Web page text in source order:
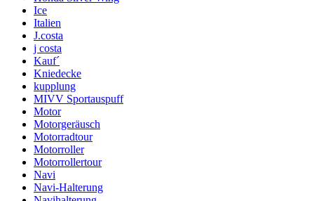
Ice
Italien
J.costa
j costa
Kauf´
Kniedecke
kupplung
MIVV Sportauspuff
Motor
Motorgeräusch
Motorradtour
Motorroller
Motorrollertour
Navi
Navi-Halterung